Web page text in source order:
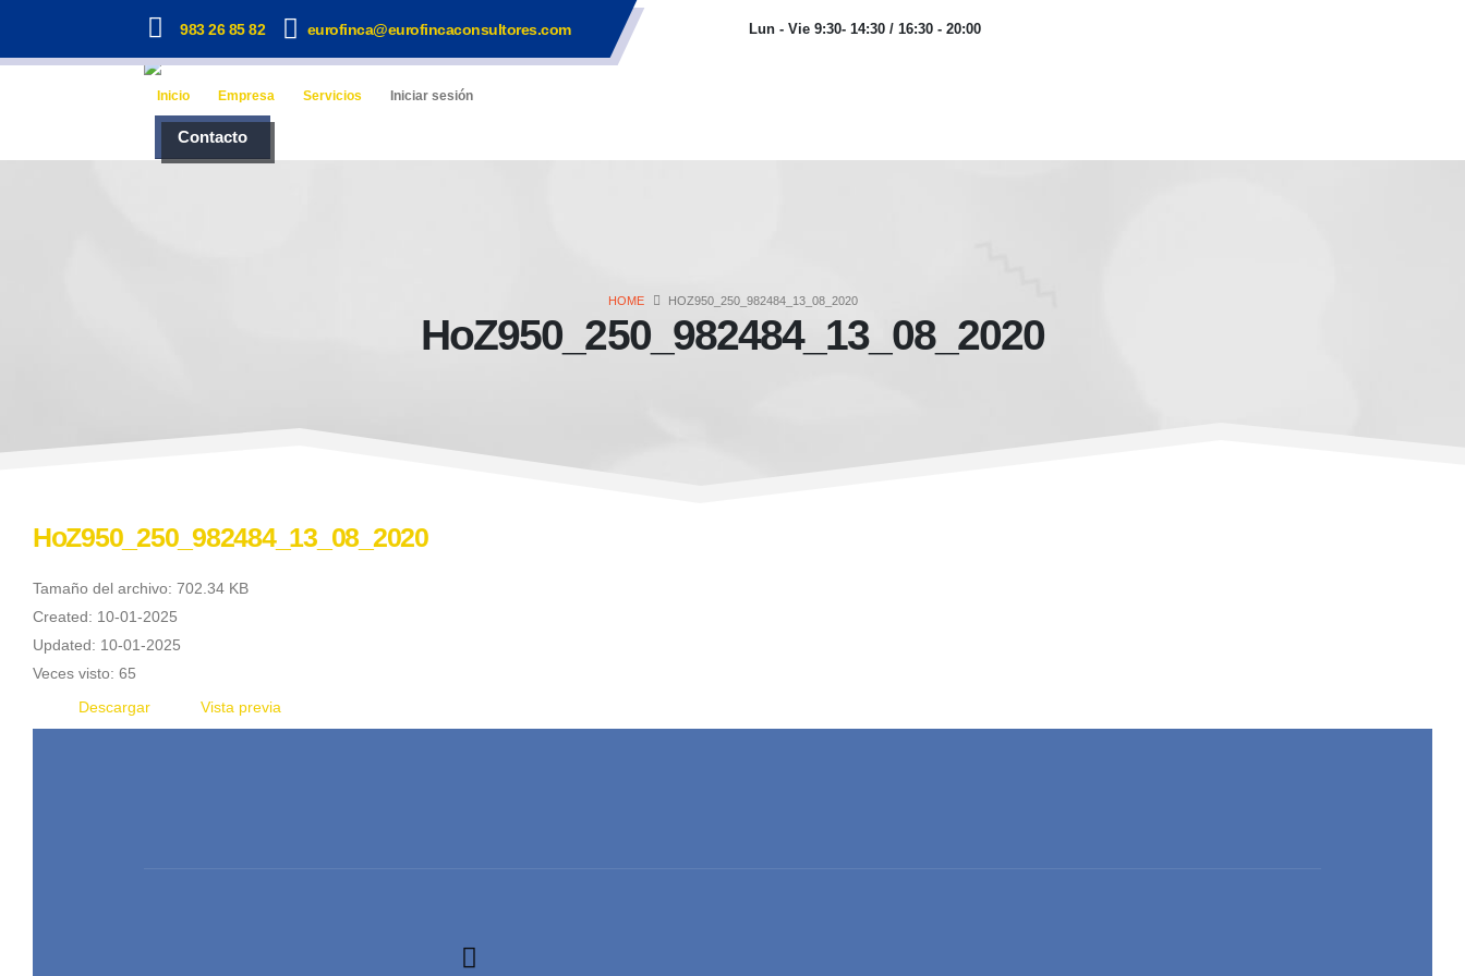
983 26 85 82 eurofinca@eurofincaconsultores.com Lun - Vie 9:30- 14:30 / 16:30 - 20:00
Inicio Empresa Servicios Iniciar sesión
Contacto
HOME HOZ950_250_982484_13_08_2020
HoZ950_250_982484_13_08_2020
HoZ950_250_982484_13_08_2020
Tamaño del archivo: 702.34 KB
Created: 10-01-2025
Updated: 10-01-2025
Veces visto: 65
Descargar
Vista previa